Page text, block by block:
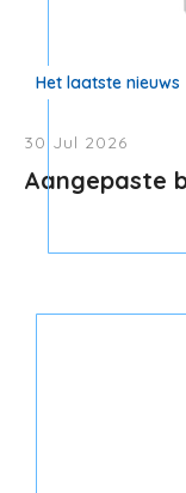
30 Jul 2026
Aangepaste